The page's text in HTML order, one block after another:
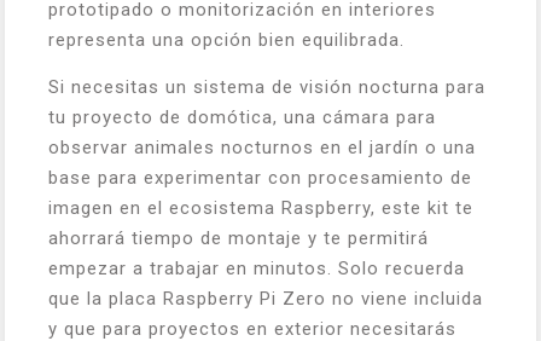
prototipado o monitorización en interiores
representa una opción bien equilibrada.
Si necesitas un sistema de visión nocturna para
tu proyecto de domótica, una cámara para
observar animales nocturnos en el jardín o una
base para experimentar con procesamiento de
imagen en el ecosistema Raspberry, este kit te
ahorrará tiempo de montaje y te permitirá
empezar a trabajar en minutos. Solo recuerda
que la placa Raspberry Pi Zero no viene incluida
y que para proyectos en exterior necesitarás